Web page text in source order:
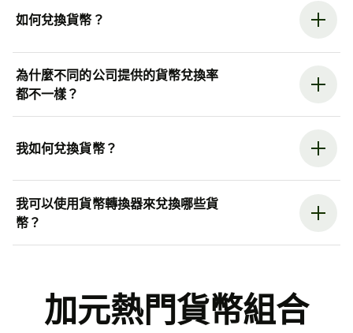
如何兌換貨幣？
為什麼不同的公司提供的貨幣兌換率
都不一樣？
我如何兌換貨幣？
我可以使用貨幣轉換器來兌換哪些貨
幣？
加元熱門貨幣組合